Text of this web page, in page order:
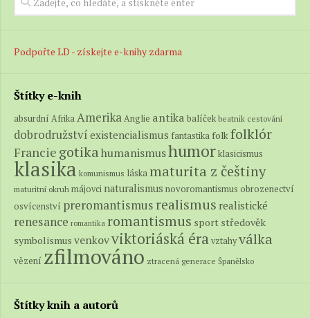
Podpořte LD - získejte e-knihy zdarma
Štítky e-knih
absurdní Afrika Amerika Anglie antika balíček beatnik cestování
dobrodružství existencialismus fantastika folk folklór
Francie gotikahumanismushumorklasicismus
klasika komunismus láskamaturita z češtiny
maturitní okruh májovci naturalismus novoromantismus obrozenectví
osvícenství preromantismus realismus realistické
renesance romantika romantismus sport středověk
symbolismus venkovviktoriáská éra vztahyválka
vězení zfilmováno ztracená generace Španělsko
Štítky knih a autorů